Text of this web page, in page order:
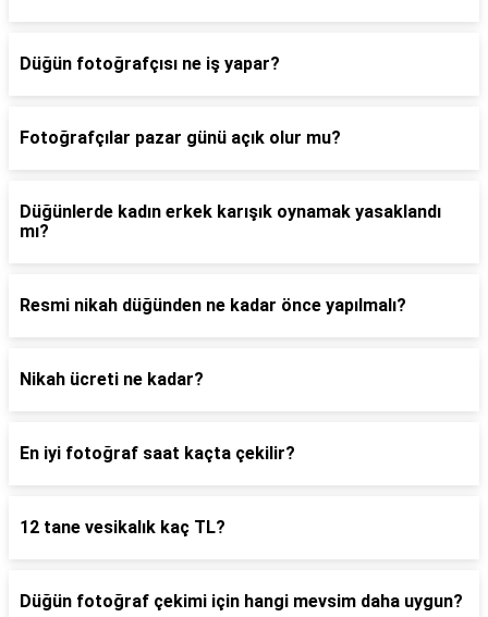
Düğün fotoğrafçısı ne iş yapar?
Fotoğrafçılar pazar günü açık olur mu?
Düğünlerde kadın erkek karışık oynamak yasaklandı
mı?
Resmi nikah düğünden ne kadar önce yapılmalı?
Nikah ücreti ne kadar?
En iyi fotoğraf saat kaçta çekilir?
12 tane vesikalık kaç TL?
Düğün fotoğraf çekimi için hangi mevsim daha uygun?